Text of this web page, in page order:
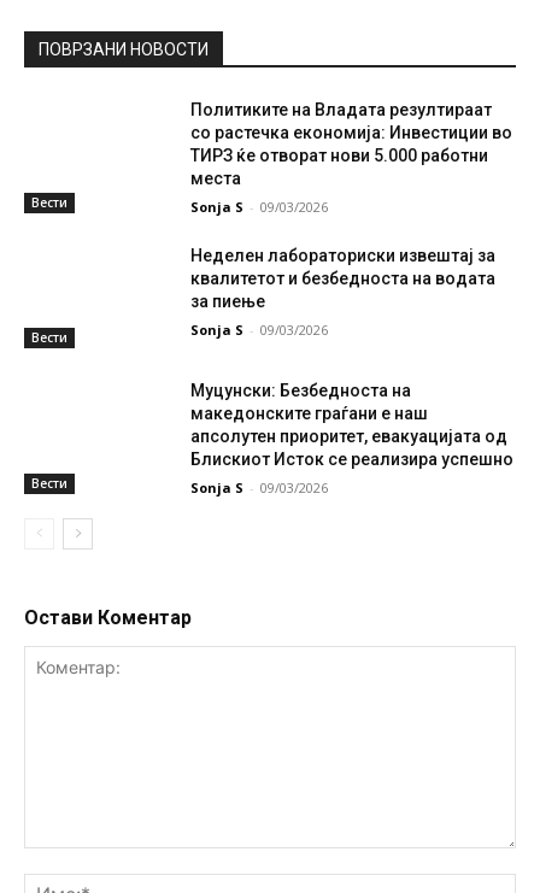
ПОВРЗАНИ НОВОСТИ
Вести
Политиките на Владата резултираат
со растечка економија: Инвестиции во
ТИРЗ ќе отворат нови 5.000 работни
места
Sonja S - 09/03/2026
Вести
Неделен лабораториски извештај за
квалитетот и безбедноста на водата
за пиење
Sonja S - 09/03/2026
Вести
Муцунски: Безбедноста на
македонските граѓани е наш
апсолутен приоритет, евакуацијата од
Блискиот Исток се реализира успешно
Sonja S - 09/03/2026
Остави Коментар